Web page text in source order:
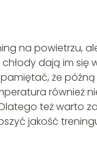
na powietrzu,
dają im się
że
również
też warto
jakość